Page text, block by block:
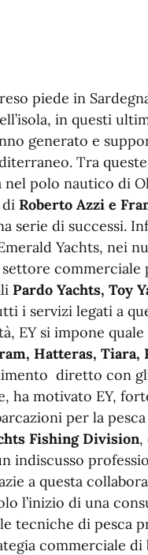
piede in
in questi
generato e
Tra
polo nautico di
Roberto Azzi e
serie di successi.
Yachts, nei
Pardo Yachts, Toy
i servizi legati a
EY si impone
Hatteras, Tiara,
diretto con
ha motivato EY,
per la
Fishing Division,
indiscusso
a questa
l’inizio di una
tecniche di pesca
commerciale